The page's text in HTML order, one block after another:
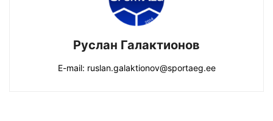
Руслан Галактионов
E-mail: ruslan.galaktionov@sportaeg.ee